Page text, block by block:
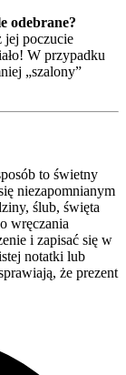
odebrane?
jej poczucie
W przypadku
„szalony”
to świetny
niezapomnianym
ślub, święta
wręczania
i zapisać się w
notatki lub
że prezent